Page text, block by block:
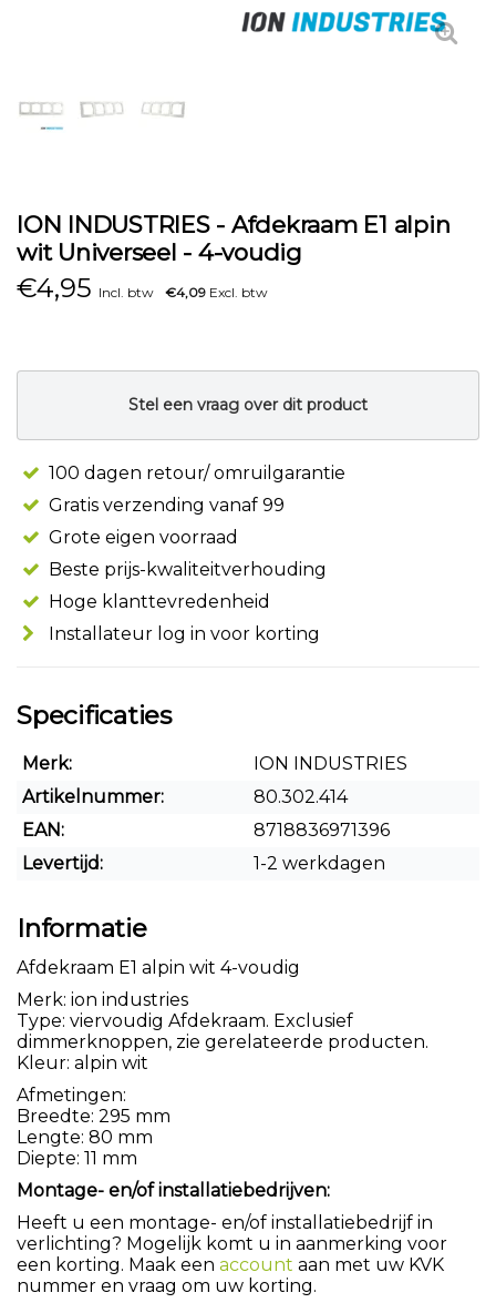
ION INDUSTRIES - Afdekraam E1 alpin
wit Universeel - 4-voudig
€4,95 Incl. btw €4,09 Excl. btw
Stel een vraag over dit product
100 dagen retour/ omruilgarantie
Gratis verzending vanaf 99
Grote eigen voorraad
Beste prijs-kwaliteitverhouding
Hoge klanttevredenheid
Installateur log in voor korting
Specificaties
Merk:
ION INDUSTRIES
Artikelnummer:
80.302.414
EAN:
8718836971396
Levertijd:
1-2 werkdagen
Informatie
Afdekraam E1 alpin wit 4-voudig
Merk: ion industries
Type: viervoudig Afdekraam. Exclusief
dimmerknoppen, zie gerelateerde producten.
Kleur: alpin wit
Afmetingen:
Breedte: 295 mm
Lengte: 80 mm
Diepte: 11 mm
Montage- en/of installatiebedrijven:
Heeft u een montage- en/of installatiebedrijf in
verlichting? Mogelijk komt u in aanmerking voor
een korting. Maak een account aan met uw KVK
nummer en vraag om uw korting.